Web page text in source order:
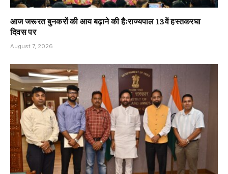
आज जरूरत बुनकरों की आय बढ़ाने की हैःराज्यपाल 13वें हस्तकरघा
दिवस पर
August 7, 2026